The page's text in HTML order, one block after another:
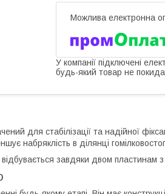
У компанії підключені
будь-який товар не
для стабілізації та надійної
набряклість в ділянці
завдяки двом пластинам з